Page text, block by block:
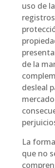
uso de
de la
desleal
La
que no